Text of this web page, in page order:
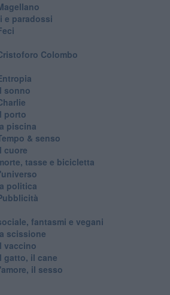
e paradossi
Colombo
sonno
porto
piscina
& senso
cuore
tasse e bicicletta
politica
fantasmi e vegani
scissione
vaccino
gatto, il cane
il sesso